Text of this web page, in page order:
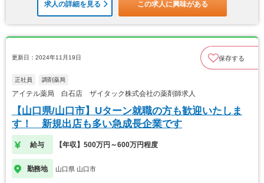
求人の詳細を見る この求人に興味がある
更新日：2024年11月19日 保存する
正社員 調剤薬局
アイテル薬局 白石店 ザイタック株式会社の薬剤師求人
【山口県/山口市】Uターン就職の方も歓迎いたしま
す！ 新規出店も多い急成長企業です
給与 【年収】500万円～600万円程度
勤務地 山口県 山口市